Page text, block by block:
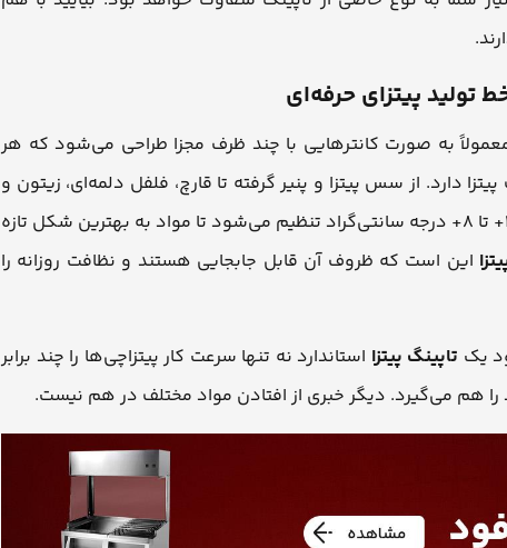
به صورت کانترهایی با چند ظرف مجزا طراحی می‌شود که هر
دارد. از سس پیتزا و پنیر گرفته تا قارچ، فلفل دلمه‌ای، زیتون و
انواع سالامی. دمای این تاپینگ‌ها بین ۲+ تا ۸+ درجه سانتی‌گراد تنظیم می‌شود تا مواد به بهترین شکل تازه
این است که ظروف آن قابل جابجایی هستند و نظافت روزانه را
یک تاپینگ پیتزا استاندارد نه تنها سرعت کار پیتزاچی‌ها را چند برابر
را هم می‌گیرد. دیگر خبری از افتادن مواد مختلف در هم نیست.